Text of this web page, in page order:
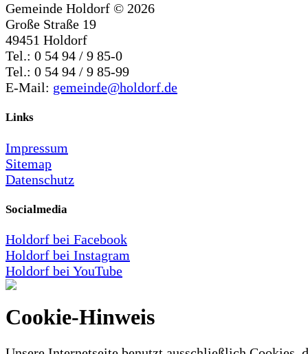
Gemeinde Holdorf © 2026
Große Straße 19
49451 Holdorf
Tel.: 0 54 94 / 9 85-0
Tel.: 0 54 94 / 9 85-99
E-Mail: gemeinde@holdorf.de
Links
Impressum
Sitemap
Datenschutz
Socialmedia
Holdorf bei Facebook
Holdorf bei Instagram
Holdorf bei YouTube
Cookie-Hinweis